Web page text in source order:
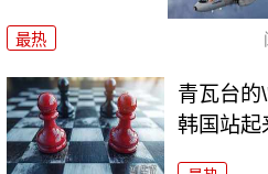
最热
青瓦台的
韩国站起